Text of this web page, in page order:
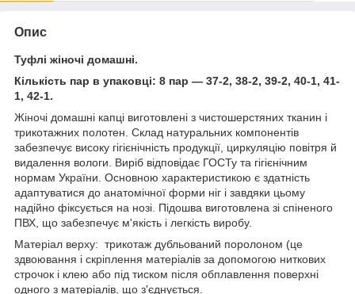
Опис
Туфлі жіночі домашні.
Кількість пар в упаковці: 8 пар — 37-2, 38-2, 39-2, 40-1, 41-
1, 42-1.
Жіночі домашні капці виготовлені з чистошерстяних тканин і
трикотажних полотен. Склад натуральних компонентів
забезпечує високу гігієнічність продукції, циркуляцію повітря й
видалення вологи. Виріб відповідає ГОСТу та гігієнічним
нормам України. Основною характеристикою є здатність
адаптуватися до анатомічної форми ніг і завдяки цьому
надійно фіксується на нозі. Підошва виготовлена зі спіненого
ПВХ, що забезпечує м'якість і легкість виробу.
Матеріал верху: трикотаж дубльований поролоном (це
здвоювання і скріплення матеріалів за допомогою ниткових
строчок і клею або під тиском після обплавлення поверхні
одного з матеріалів, що з'єднується.